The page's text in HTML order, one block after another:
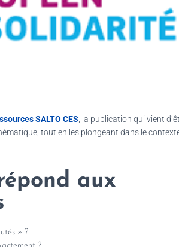
SALTO CES, la publication qui vient
tout en les plongeant dans le
aux
» ?